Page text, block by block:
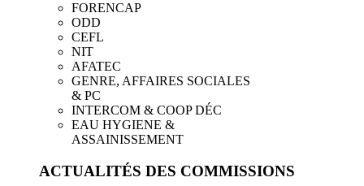
FORENCAP
ODD
CEFL
NIT
AFATEC
GENRE, AFFAIRES SOCIALES
& PC
INTERCOM & COOP DÉC
EAU HYGIENE &
ASSAINISSEMENT
ACTUALITÉS DES COMMISSIONS